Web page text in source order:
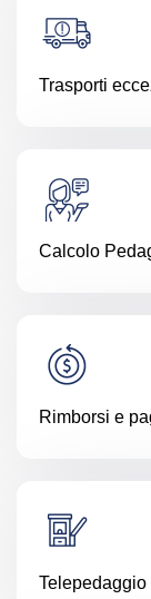
Trasporti
Calcolo
Rimborsi e
Telepedaggio